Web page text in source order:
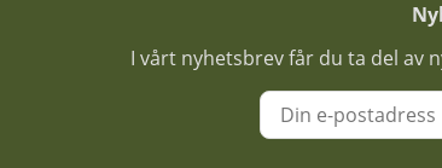
I vårt nyhetsbrev får du ta del av